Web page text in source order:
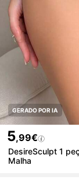
GERADO POR IA
5,99€
DesireSculpt 1
Malha